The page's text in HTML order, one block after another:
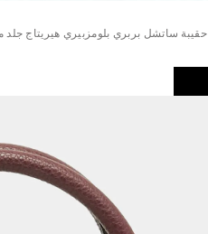
حقيبة ساتشل بربري بلومزبيري هيريتاج